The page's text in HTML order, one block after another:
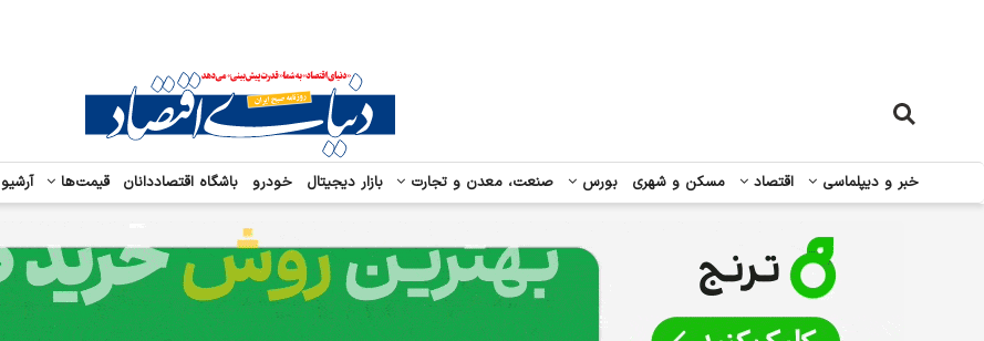
خبر و دیپلماسی اقتصاد مسکن و شهری بورس صنعت، معدن و تجارت بازار دیجیتال خودرو باشگاه اقتصاددانان قیمت‌ها آرشیو